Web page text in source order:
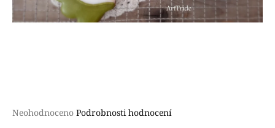
Průměrné
Neohodnoceno Podrobnosti hodnocení
a